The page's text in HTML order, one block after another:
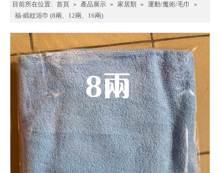
目前所在位置: 首頁 » 產品展示 » 家居類 » 運動/魔術/毛巾
»
福-緞紋浴巾 (8兩、12兩、16兩)